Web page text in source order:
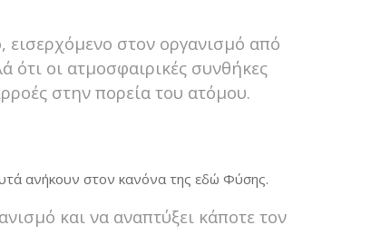
εισερχόμενο στον οργανισμό από
οι ατμοσφαιρικές συνθήκες
στην πορεία του ατόμου.
ανήκουν στον κανόνα της εδώ Φύσης.
και να αναπτύξει κάποτε τον